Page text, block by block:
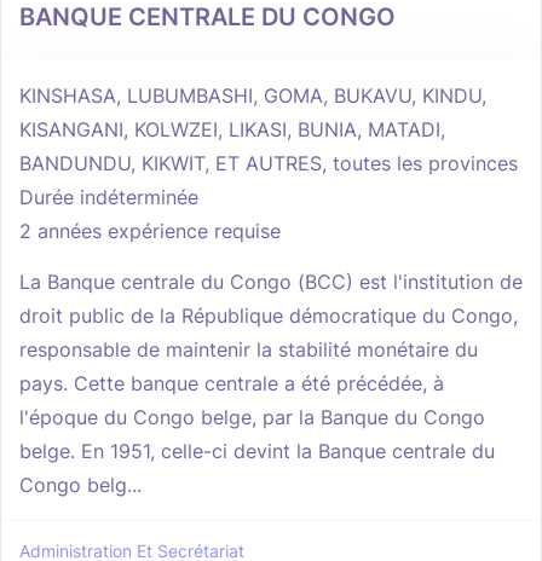
BANQUE CENTRALE DU CONGO
KINSHASA, LUBUMBASHI, GOMA, BUKAVU, KINDU,
KISANGANI, KOLWZEI, LIKASI, BUNIA, MATADI,
BANDUNDU, KIKWIT, ET AUTRES, toutes les provinces
Durée indéterminée
2 années expérience requise
La Banque centrale du Congo (BCC) est l'institution de
droit public de la République démocratique du Congo,
responsable de maintenir la stabilité monétaire du
pays. Cette banque centrale a été précédée, à
l'époque du Congo belge, par la Banque du Congo
belge. En 1951, celle-ci devint la Banque centrale du
Congo belg...
Administration Et Secrétariat